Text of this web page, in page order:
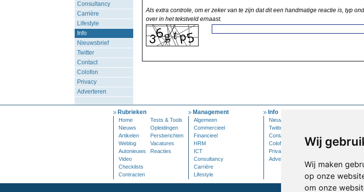
Wij
Wij maken
op onze
om onze
Consultancy
Carrière
Lifestyle
Info
Nieuwsbrief
Twitter
Contact
Colofon
Privacy
Adverteren
Als extra controle, om er zeker van te zijn dat dit een handmatige reactie is, typ
over in het tekstveld ernaast.
Rubrieken
Home
Tests & Tools
Nieuws
Opleidingen
Artikelen
Persberichten
Weblog
Vacatures
Autonieuws
Reacties
Video
Checklists
Contracten
Management
Algemeen
Commercieel
Financieel
HRM
ICT
Consultancy
Carrière
Lifestyle
Info
Nieuwsbrief
Twitter
Contact
Colofon
Privacy
Adverteren